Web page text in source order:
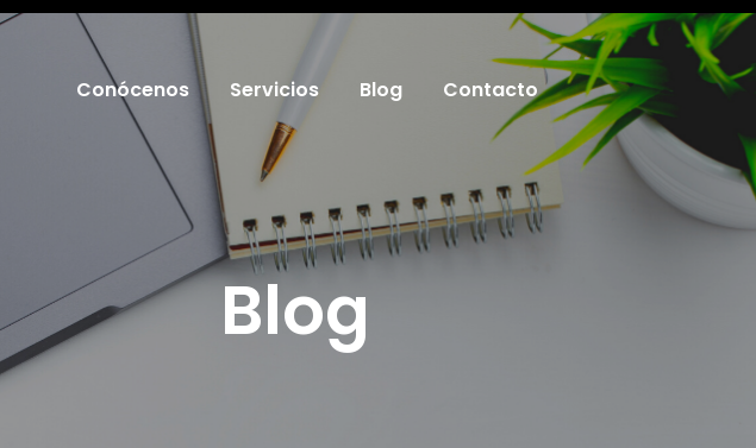
Conócenos Servicios Blog Contacto
Blog